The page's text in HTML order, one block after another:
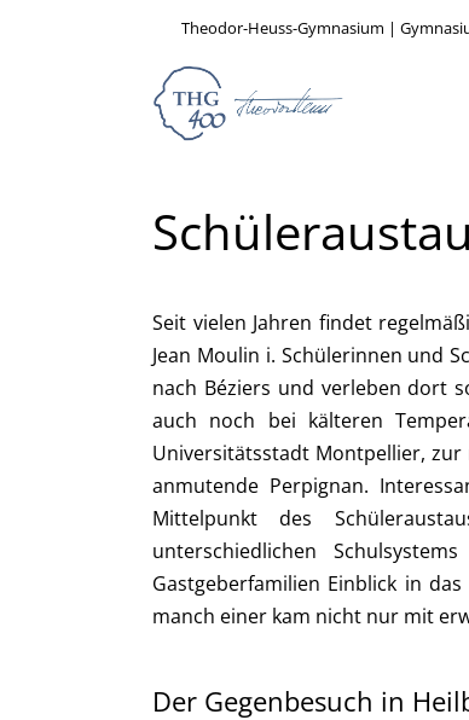
Theodor-Heuss-Gymnasium |
Seit vielen Jahren findet
Jean Moulin i. Schülerinnen und
nach Béziers und verleben dort
auch noch bei kälteren
Universitätsstadt Montpellier,
anmutende Perpignan.
Mittelpunkt des
unterschiedlichen
Gastgeberfamilien Einblick in
manch einer kam nicht nur mit
Der Gegenbesuch in